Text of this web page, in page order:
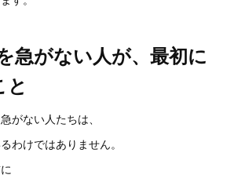
急がない人が、最初に
がない人たちは、
わけではありません。